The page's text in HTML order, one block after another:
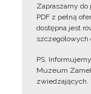
Zapraszamy do
PDF z pełną
dostępna jest
szczegółowych
PS.
Muzeum
zwiedzających.